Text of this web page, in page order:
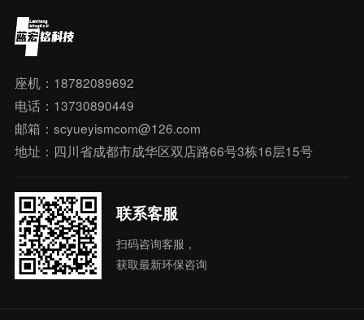
座机：18782089692
电话：13730890449
邮箱：scyueyismcom@126.com
地址：四川省成都市成华区双店路66号3栋16层15号
联系客服
扫码咨询客服，
获取最新环保咨询